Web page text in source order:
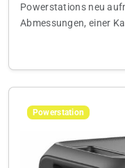
Powerstations neu
Abmessungen, einer
Powerstation